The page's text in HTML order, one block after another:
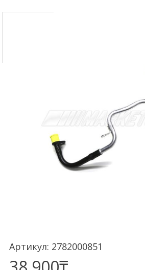
Артикул: 2782000851